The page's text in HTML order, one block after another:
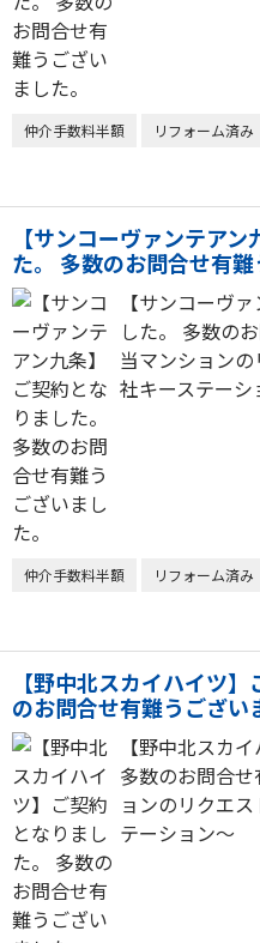
仲介手数料半額 リフォーム済み
【サンコーヴァンテア
た。 多数のお問合せ有難
【サンコーヴ
した。 多数の
当マンション
社キーステーシ
仲介手数料半額 リフォーム済み
【野中北スカイハイツ
のお問合せ有難うござい
【野中北スカ
多数のお問合
ョンのリクエ
テーション～